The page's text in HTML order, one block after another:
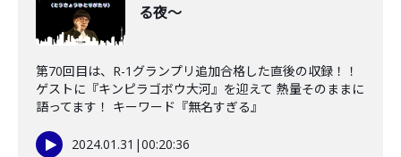
る夜〜
第70回目は、R-1グランプリ追加合格した直後の収録！！
ゲストに『キンピラゴボウ大河』を迎えて 熱量そのままに
語ってます！ キーワード『無名すぎる』
2024.01.31 |00:20:36